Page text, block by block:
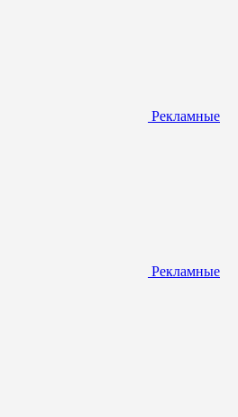
Рекламные
Рекламные